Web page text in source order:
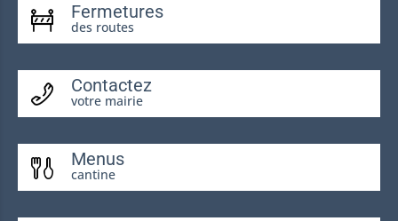
Fermetures
des routes
Contactez
votre mairie
Menus
cantine